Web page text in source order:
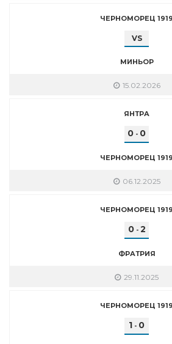
ЧЕРНОМОРЕЦ 1919
VS
МИНЬОР
15.02.2026
ЯНТРА
0 - 0
ЧЕРНОМОРЕЦ 1919
06.12.2025
ЧЕРНОМОРЕЦ 1919
0- 2
ФРАТРИЯ
29.11.2025
ЧЕРНОМОРЕЦ 1919
1 - 0